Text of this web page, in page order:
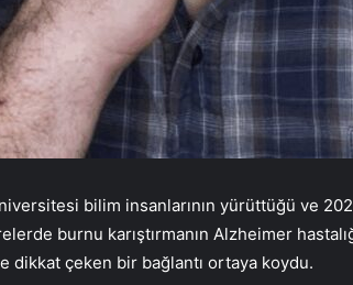
bilim insanlarının yürüttüğü ve
burnu karıştırmanın Alzheimer
dikkat çeken bir bağlantı ortaya koydu.